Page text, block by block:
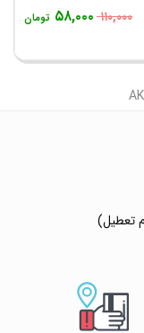
۱۱۰,۰۰۰ ۵۸,۰۰۰ تومان